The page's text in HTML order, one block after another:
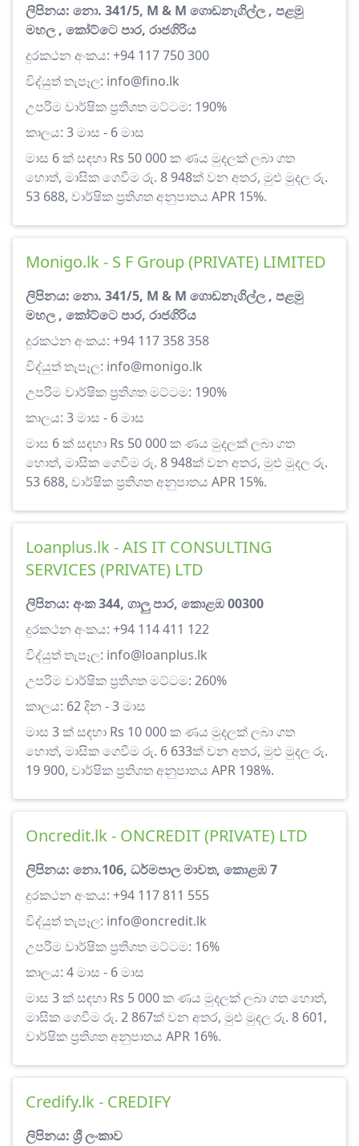
ලිපිනය: නො. 341/5, M & M ගොඩනැගිල්ල , පළමු
මහල , කෝට්ටෙ පාර, රාජගිරිය
දුරකථන අංකය: +94 117 750 300
විද්යුත් තැපෑල: info@fino.lk
උපරිම වාර්ෂික ප්‍රතිශත මට්ටම: 190%
කාලය: 3 මාස - 6 මාස
මාස 6 ක් සඳහා Rs 50 000 ක ණය මුදලක් ලබා ගත
හොත්, මාසික ගෙවීම රු. 8 948ක් වන අතර, මුළු මුදල රු.
53 688, වාර්ෂික ප්‍රතිශත අනුපාතය APR 15%.
Monigo.lk - S F Group (PRIVATE) LIMITED
ලිපිනය: නො. 341/5, M & M ගොඩනැගිල්ල , පළමු
මහල , කෝට්ටෙ පාර, රාජගිරිය
දුරකථන අංකය: +94 117 358 358
විද්යුත් තැපෑල: info@monigo.lk
උපරිම වාර්ෂික ප්‍රතිශත මට්ටම: 190%
කාලය: 3 මාස - 6 මාස
මාස 6 ක් සඳහා Rs 50 000 ක ණය මුදලක් ලබා ගත
හොත්, මාසික ගෙවීම රු. 8 948ක් වන අතර, මුළු මුදල රු.
53 688, වාර්ෂික ප්‍රතිශත අනුපාතය APR 15%.
Loanplus.lk - AIS IT CONSULTING
SERVICES (PRIVATE) LTD
ලිපිනය: අංක 344, ගාලු පාර, කොළඹ 00300
දුරකථන අංකය: +94 114 411 122
විද්යුත් තැපෑල: info@loanplus.lk
උපරිම වාර්ෂික ප්‍රතිශත මට්ටම: 260%
කාලය: 62 දින - 3 මාස
මාස 3 ක් සඳහා Rs 10 000 ක ණය මුදලක් ලබා ගත
හොත්, මාසික ගෙවීම රු. 6 633ක් වන අතර, මුළු මුදල රු.
19 900, වාර්ෂික ප්‍රතිශත අනුපාතය APR 198%.
Oncredit.lk - ONCREDIT (PRIVATE) LTD
ලිපිනය: නො.106, ධර්මපාල මාවත, කොළඹ 7
දුරකථන අංකය: +94 117 811 555
විද්යුත් තැපෑල: info@oncredit.lk
උපරිම වාර්ෂික ප්‍රතිශත මට්ටම: 16%
කාලය: 4 මාස - 6 මාස
මාස 3 ක් සඳහා Rs 5 000 ක ණය මුදලක් ලබා ගත හොත්,
මාසික ගෙවීම රු. 2 867ක් වන අතර, මුළු මුදල රු. 8 601,
වාර්ෂික ප්‍රතිශත අනුපාතය APR 16%.
Credify.lk - CREDIFY
ලිපිනය: ශ්‍රී ලංකාව